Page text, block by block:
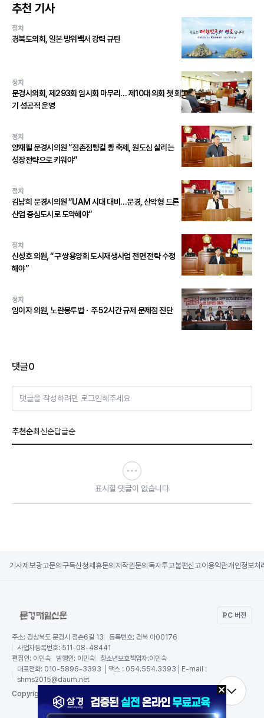
추천 기사
정치
경북도의회, 일본 방위백서 강력 규탄
정치
문경시의회, 제293회 임시회 마무리… 제10대 의회 첫 회
기 성공적 운영
정치
양재필 문경시의원 “점촌점빵길 빵 축제, 원도심 살리는
성장전략으로 키워야”
정치
김남희 문경시의원 “UAM 시대 대비…문경, 산악형 드론
산업 중심도시로 도약해야”
정치
신성호 의원, “구 쌍용양회 도시재생사업 전면 전략 수정
해야”
정치
임이자 의원, 노란봉투법ㆍ주 52시간 규제 문제점 진단
댓글0
댓글을 작성하려면 로그인해주세요
추천순최신순답글순
표시할 댓글이 없습니다
기사제보광고문의 구독신청제휴문의 저작권문의 독자투고불편신고이용약관개인정보처
PC 버전
주소: 경상북도 문경시 점촌6길 13 등록번호: 경북 아00176
사업자등록번호: 511-08-48441
편집인: 이민숙 발행인: 이민숙 청소년보호책임자:이민숙
대표전화: 010-5896-3393 │팩스 : 054.554.3393│E-mail :
shms2015@daum.net
Copyright by 문경매일신문,